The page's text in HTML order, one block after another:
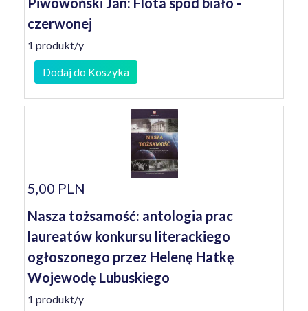
czerwonej
1 produkt/y
Dodaj do Koszyka
5,00 PLN
Nasza tożsamość: antologia prac
laureatów konkursu literackiego
ogłoszonego przez Helenę Hatkę
Wojewodę Lubuskiego
1 produkt/y